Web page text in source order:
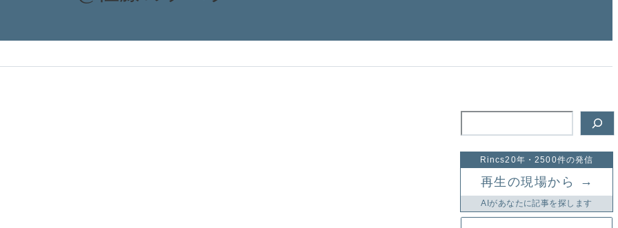
Rincs20年・2500件の発信
再生の現場から →
AIがあなたに記事を探します